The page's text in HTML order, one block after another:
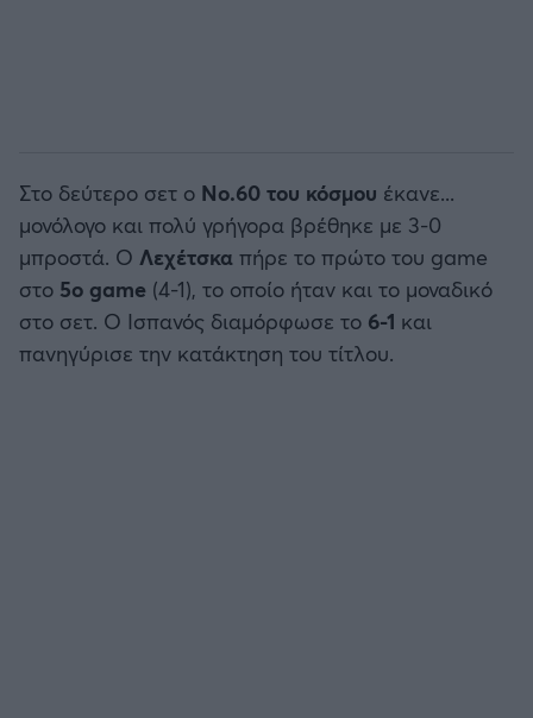
Στο δεύτερο σετ ο Νο.60 του κόσμου έκανε...
μονόλογο και πολύ γρήγορα βρέθηκε με 3-0
μπροστά. Ο Λεχέτσκα πήρε το πρώτο του game
στο 5ο game (4-1), το οποίο ήταν και το μοναδικό
στο σετ. Ο Ισπανός διαμόρφωσε το 6-1 και
πανηγύρισε την κατάκτηση του τίτλου.